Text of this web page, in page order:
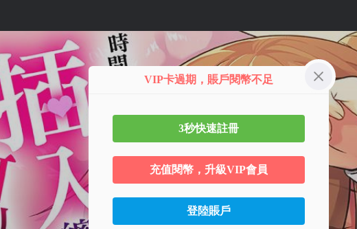
VIP卡過期，賬戶閱幣不足
3秒快速註冊
充值閱幣，升級VIP會員
登陸賬戶